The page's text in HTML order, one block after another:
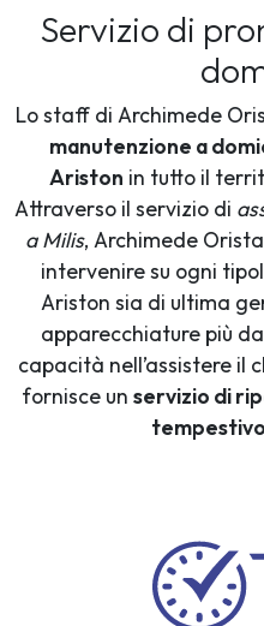
Servizio di
Lo staff di Archimede
manutenzione a
Ariston in tutto il
Attraverso il servizio di
a Milis, Archimede
intervenire su ogni
Ariston sia di ultima
apparecchiature più
capacità nell’assistere il
fornisce un servizio di